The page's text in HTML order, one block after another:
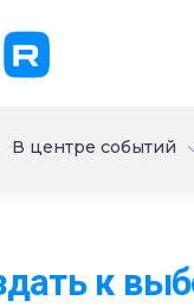
В центре событий
к